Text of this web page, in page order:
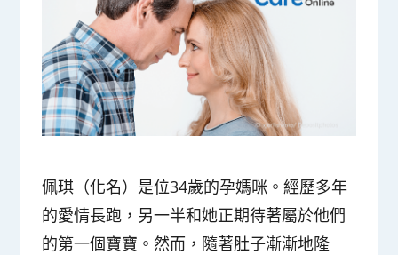
佩琪（化名）是位34歲的孕媽咪。經歷多年
的愛情長跑，另一半和她正期待著屬於他們
的第一個寶寶。然而，隨著肚子漸漸地隆